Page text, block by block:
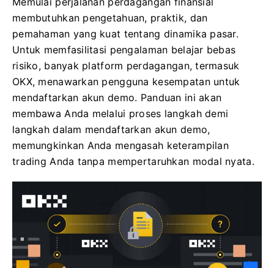
membutuhkan pengetahuan, praktik, dan
pemahaman yang kuat tentang dinamika pasar.
Untuk memfasilitasi pengalaman belajar bebas
risiko, banyak platform perdagangan, termasuk
OKX, menawarkan pengguna kesempatan untuk
mendaftarkan akun demo. Panduan ini akan
membawa Anda melalui proses langkah demi
langkah dalam mendaftarkan akun demo,
memungkinkan Anda mengasah keterampilan
trading Anda tanpa mempertaruhkan modal nyata.